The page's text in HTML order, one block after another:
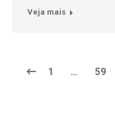
Veja mais
1 … 59